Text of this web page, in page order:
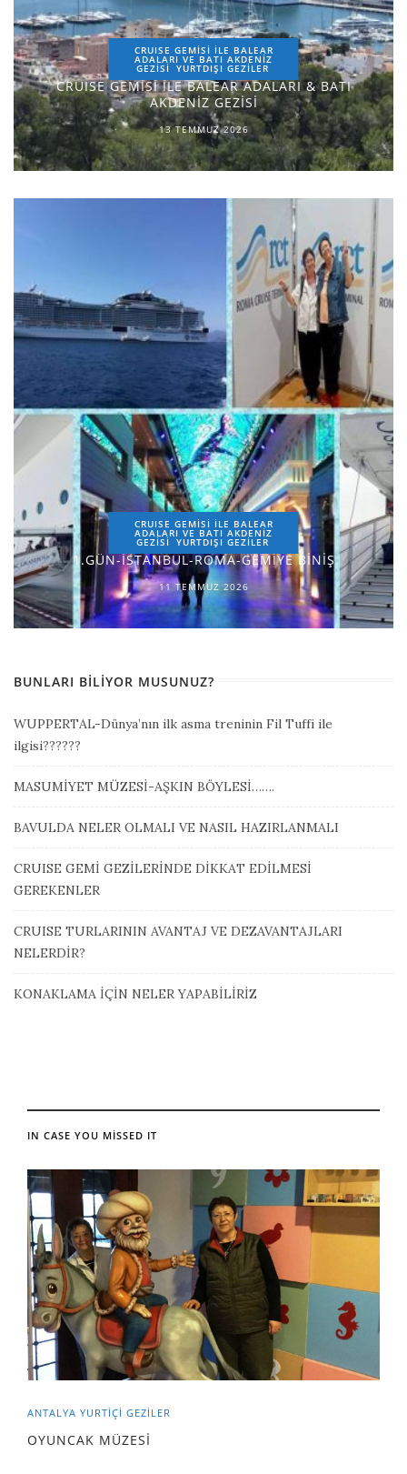
CRUISE GEMİSİ İLE BALEAR
ADALARI VE BATI AKDENİZ
GEZİSİ YURTDIŞI GEZILER
CRUISE GEMİSİ İLE BALEAR ADALARI & BATI
AKDENİZ GEZİSİ
13 TEMMUZ 2026
CRUISE GEMİSİ İLE BALEAR
ADALARI VE BATI AKDENİZ
GEZİSİ YURTDIŞI GEZILER
1.GÜN-İSTANBUL-ROMA-GEMİYE BİNİŞ
11 TEMMUZ 2026
BUNLARI BILIYOR MUSUNUZ?
WUPPERTAL-Dünya’nın ilk asma treninin Fil Tuffi ile
ilgisi??????
MASUMİYET MÜZESİ-AŞKIN BÖYLESİ…….
BAVULDA NELER OLMALI VE NASIL HAZIRLANMALI
CRUISE GEMİ GEZİLERİNDE DİKKAT EDİLMESİ
GEREKENLER
CRUISE TURLARININ AVANTAJ VE DEZAVANTAJLARI
NELERDİR?
KONAKLAMA İÇİN NELER YAPABİLİRİZ
IN CASE YOU MISSED IT
ANTALYA YURTIÇI GEZILER
OYUNCAK MÜZESİ